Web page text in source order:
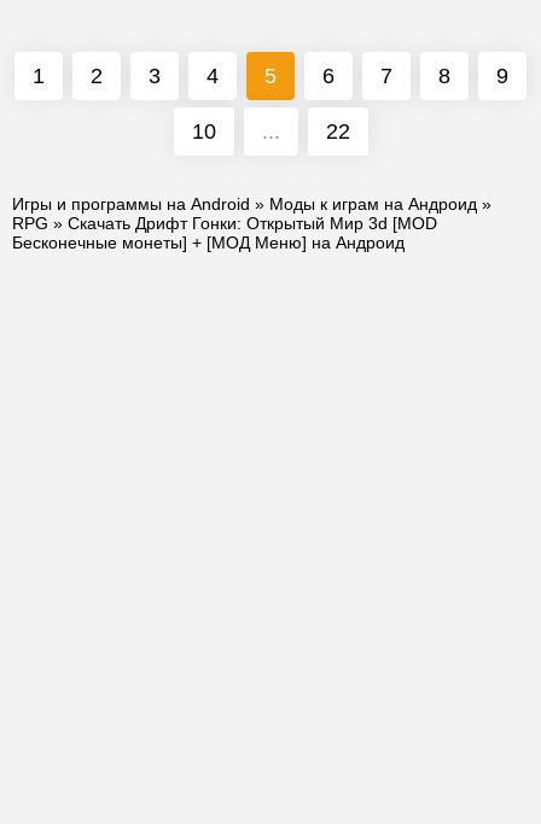
1 2 3 4 5 6 7 8 9
10 ... 22
Игры и программы на Android » Моды к играм на Андроид »
RPG » Скачать Дрифт Гонки: Открытый Мир 3d [MOD
Бесконечные монеты] + [МОД Меню] на Андроид